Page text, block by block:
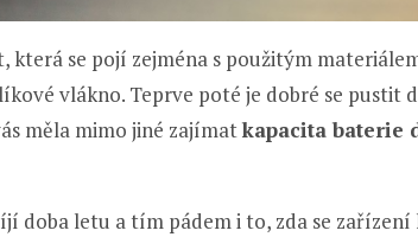
se pojí zejména s použitým
vlákno. Teprve poté je dobré se pustit
měla mimo jiné zajímatkapacita baterie
doba letu a tím pádem i to, zda se